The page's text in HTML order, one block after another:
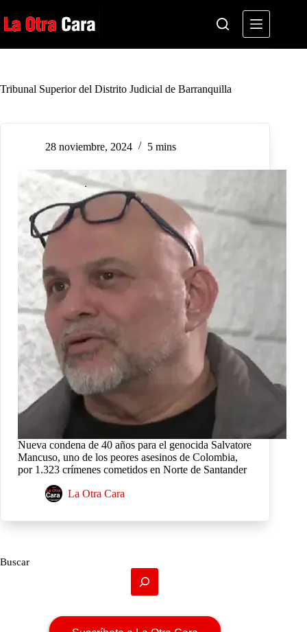
al
contenido
Tribunal Superior del Distrito Judicial de Barranquilla
28 noviembre, 2024 5 mins
Nueva condena de 40 años para el genocida Salvatore
Mancuso, uno de los peores asesinos de Colombia,
por 1.323 crímenes cometidos en Norte de Santander
La Otra Cara
Buscar